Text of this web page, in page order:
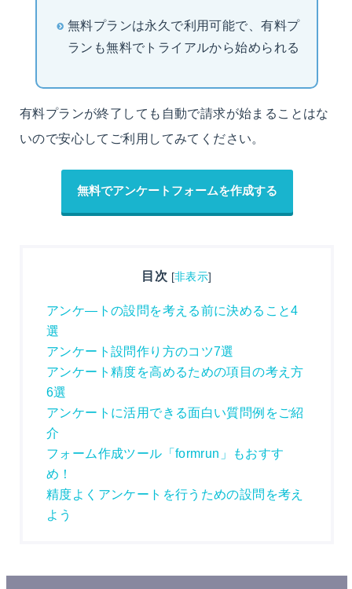
無料プランは永久で利用可能で、有料プ
ランも無料でトライアルから始められる
有料プランが終了しても自動で請求が始まることはな
いので安心してご利用してみてください。
無料でアンケートフォームを作成する
目次 [非表示]
アンケ―トの設問を考える前に決めること4
選
アンケート設問作り方のコツ7選
アンケート精度を高めるための項目の考え方
6選
アンケートに活用できる面白い質問例をご紹
介
フォーム作成ツール「formrun」もおすす
め！
精度よくアンケートを行うための設問を考え
よう